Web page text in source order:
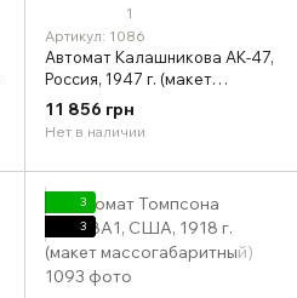
1
Артикул: 1086
Автомат Калашникова АК-47,
Россия, 1947 г. (макет
массогабаритный)
11 856 грн
Нет в наличии
3
3